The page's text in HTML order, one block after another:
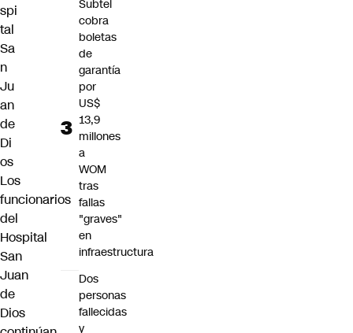
spi
tal
Sa
n
Ju
an
de
Di
os
Los
funcionarios
del
Hospital
San
Juan
de
Dios
Subtel
cobra
boletas
de
garantía
por
US$
13,9
millones
a
WOM
tras
fallas
"graves"
en
infraestructura
Dos
personas
fallecidas
y